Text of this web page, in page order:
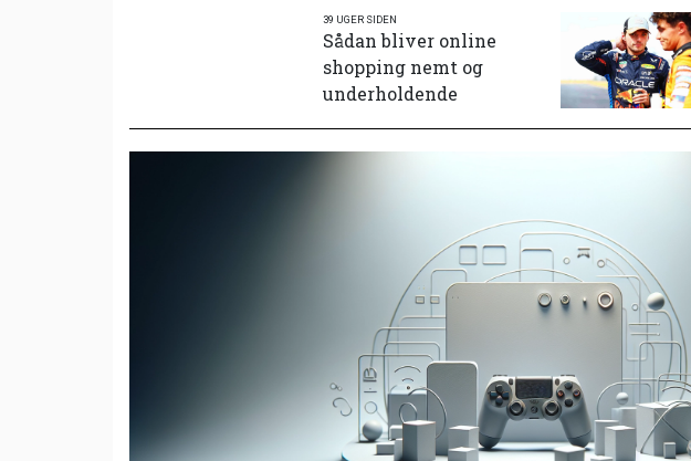
39 UGER SIDEN
Sådan bliver online
shopping nemt og
underholdende